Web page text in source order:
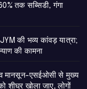
तक सब्सिडी, गंगा
की भव्य कांवड़ यात्रा;
की कामना
मानसून-एसईओसी से मुख्य
शीघ्र खोला जाए, लोगों